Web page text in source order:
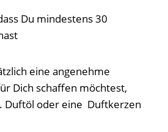
Du mindestens 30
eine angenehme
Dich schaffen möchtest,
Duftöl oder eine Duftkerzen